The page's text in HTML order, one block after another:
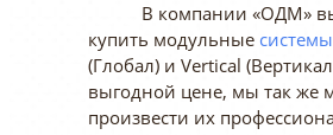
В компании «ОДМ»
купить модульные
(Глобал) и Vertical
выгодной цене, мы так же
произвести их